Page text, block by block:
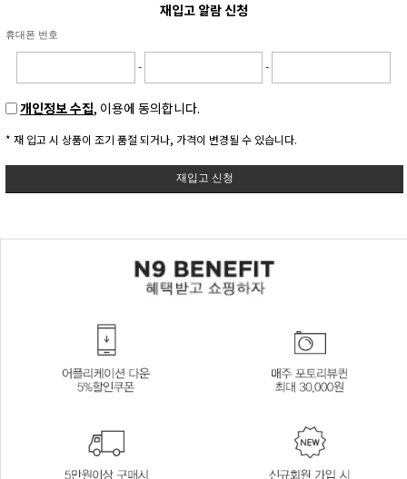
재입고 알람 신청
휴대폰 번호
- -
개인정보 수집, 이용에 동의합니다.
* 재 입고 시 상품이 조기 품절 되거나, 가격이 변경될 수 있습니다.
재입고 신청